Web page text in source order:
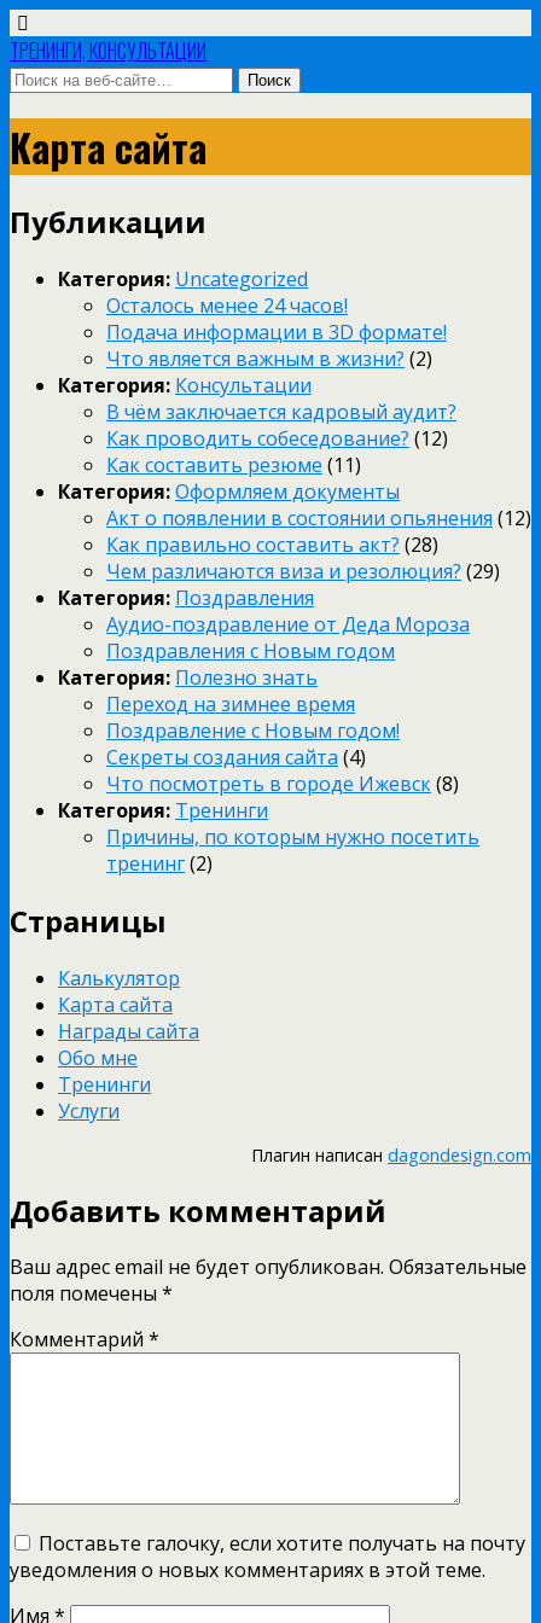
ТРЕНИНГИ, КОНСУЛЬТАЦИИ
Карта сайта
Публикации
Категория: Uncategorized
Осталось менее 24 часов!
Подача информации в 3D формате!
Что является важным в жизни? (2)
Категория: Консультации
В чём заключается кадровый аудит?
Как проводить собеседование? (12)
Как составить резюме (11)
Категория:Оформляем документы
Акт о появлении в состоянии опьянения (12)
Как правильно составить акт? (28)
Чем различаются виза и резолюция? (29)
Категория: Поздравления
Аудио-поздравление от Деда Мороза
Поздравления с Новым годом
Категория: Полезно знать
Переход на зимнее время
Поздравление с Новым годом!
Секреты создания сайта (4)
Что посмотреть в городе Ижевск(8)
Категория: Тренинги
Причины, по которым нужно посетить
тренинг(2)
Страницы
Калькулятор
Карта сайта
Награды сайта
Обо мне
Тренинги
Услуги
Плагин написан dagondesign.com
Добавить комментарий
Ваш адрес email не будет опубликован. Обязательные
поля помечены *
Комментарий *
Поставьте галочку, если хотите получать на почту
уведомления о новых комментариях в этой теме.
Имя *